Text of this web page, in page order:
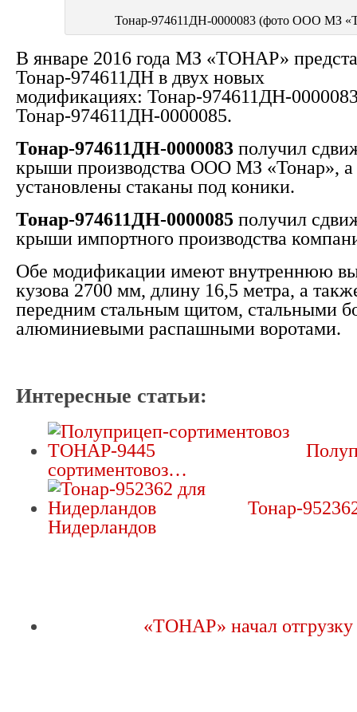
Тонар-974611ДН-0000083 (фото ООО МЗ
В январе 2016 года МЗ «ТОНАР»
Тонар-974611ДН в двух новых
модификациях: Тонар-974611ДН-
Тонар-974611ДН-0000085.
Тонар-974611ДН-0000083 получил
крыши производства ООО МЗ «Тонар», а
установлены стаканы под коники.
Тонар-974611ДН-0000085 получил
крыши импортного производства
Обе модификации имеют внутреннюю
кузова 2700 мм, длину 16,5 метра, а
передним стальным щитом, стальными
алюминиевыми распашными воротами.
Интересные статьи:
сортиментовоз…
Тонар-
Нидерландов
«ТОНАР» начал